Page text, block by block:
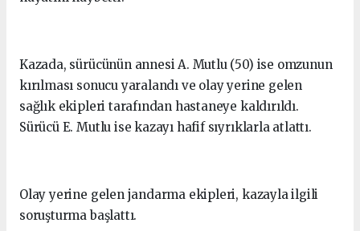
Kazada, sürücünün annesi A. Mutlu (50) ise omzunun
kırılması sonucu yaralandı ve olay yerine gelen
sağlık ekipleri tarafından hastaneye kaldırıldı.
Sürücü E. Mutlu ise kazayı hafif sıyrıklarla atlattı.
Olay yerine gelen jandarma ekipleri, kazayla ilgili
soruşturma başlattı.